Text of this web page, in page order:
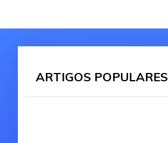
ARTIGOS POPULARES